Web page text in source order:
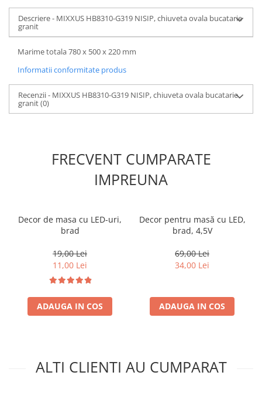
Descriere - MIXXUS HB8310-G319 NISIP, chiuveta ovala bucatarie
granit
Marime totala 780 x 500 x 220 mm
Informatii conformitate produs
Recenzii - MIXXUS HB8310-G319 NISIP, chiuveta ovala bucatarie
granit(0)
FRECVENT CUMPARATE
IMPREUNA
Decor de masa cu LED-uri,
brad
19,00 Lei
11,00 Lei
ADAUGA IN COS
Decor pentru masă cu LED,
brad, 4,5V
69,00 Lei
34,00 Lei
ADAUGA IN COS
ALTI CLIENTI AU CUMPARAT